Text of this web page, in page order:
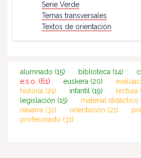
Serie Verde
Temas transversales
Textos de orientación
alumnado (15) biblioteca (14)
e.s.o. (61) euskera (20)
historia (21) infantil (19) lectura
legislación (15) material didáctico
navarra (31) orientación (21)
profesorado (31)